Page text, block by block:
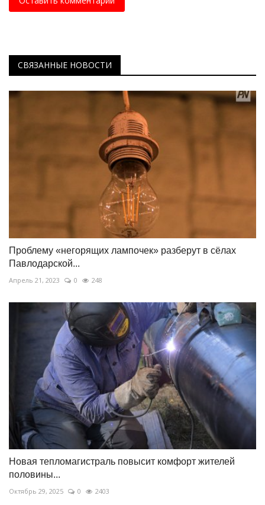
СВЯЗАННЫЕ НОВОСТИ
Проблему «негорящих лампочек» разберут в сёлах
Павлодарской...
Апрель 21, 2023 0 248
Новая тепломагистраль повысит комфорт жителей
половины...
Октябрь 29, 2025 0 2403